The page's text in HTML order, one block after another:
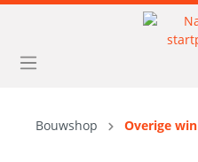
Bouwshop Overige